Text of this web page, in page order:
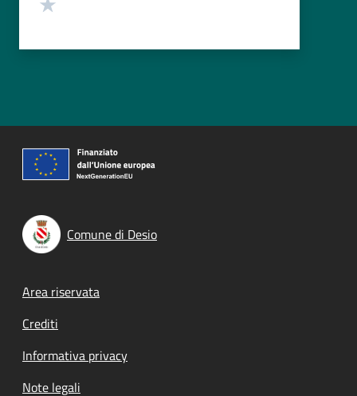
Comune di Desio
Footer menu
Area riservata
Crediti
Informativa privacy
Note legali